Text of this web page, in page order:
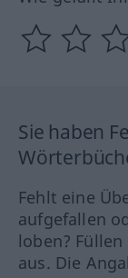
Sie haben
Fehlt eine
aufgefallen
loben?
aus. Die